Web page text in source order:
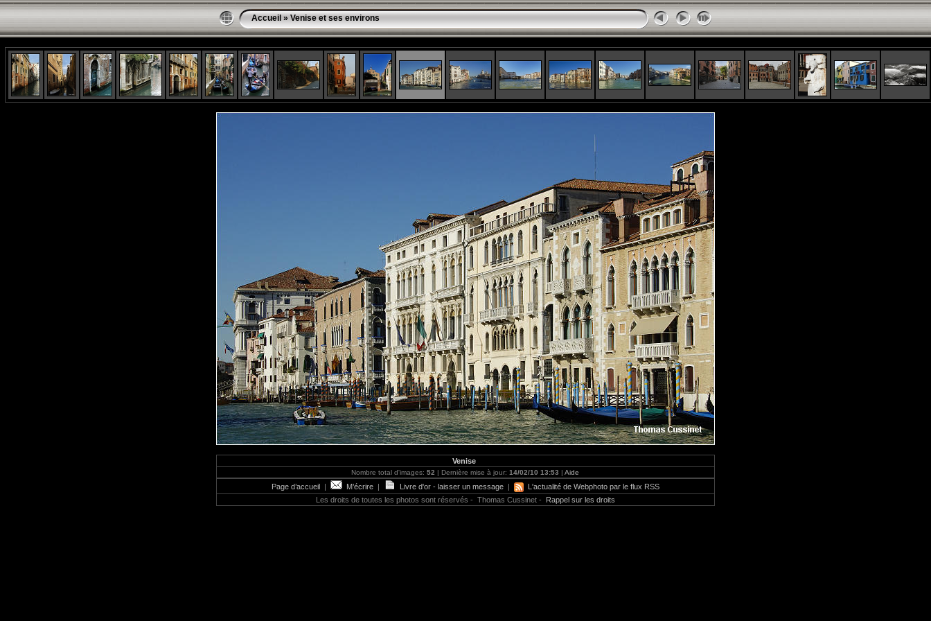
Accueil » Venise et ses environs
Venise
Nombre total d'images:52 | Dernière mise à jour:14/02/10 13:53 |Aide
Page d’accueil| M’écrire| Livre d'or - laisser un message|
L'actualité de Webphoto par le flux RSS
Les droits de toutes les photos sont réservés - Thomas Cussinet - Rappel sur les droits